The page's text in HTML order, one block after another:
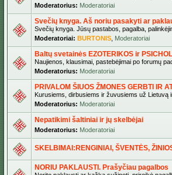
Moderatorius: Moderatoriai
Svečių knyga. Aš noriu pasakyti ar
Svečių knyga. Jūsų pastabos, pagalba,
Moderatoriai: BURTONIS Moderatoriai
Baltų svetainės EZOTERIKOS ir
Naujienos, klausimai, pastebėjimai po forumų
Moderatorius: Moderatoriai
PRIVALOM ŠIUOS ŽMONES GERBTI IR
Kurusiems, dirbusiems ir žuvusiems už Lietuvą
Moderatorius: Moderatoriai
Nepatikimi šaltiniai ir jų skelbėjai
Moderatorius: Moderatoriai
SKELBIMAI:RENGINIAI, ŠVENTĖS,
NORIU PAKLAUSTI. Prašyčiau pagalbos